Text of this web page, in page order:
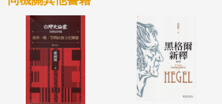
険性ゆえに解決を迫られているアクチュアリティ－
をもった問題に関して、外交史と外国研究のあり方
におけるアポリアを問い返すという視点から、果敢
かつ精密な考察が重ねられている。それぞれが解決
への道筋を示そうという意欲的な試論である。また
「アポリアそのものの問い返し」という志向性をも
った論考として、劉建輝・馬場公彦・劉岳兵・稲賀